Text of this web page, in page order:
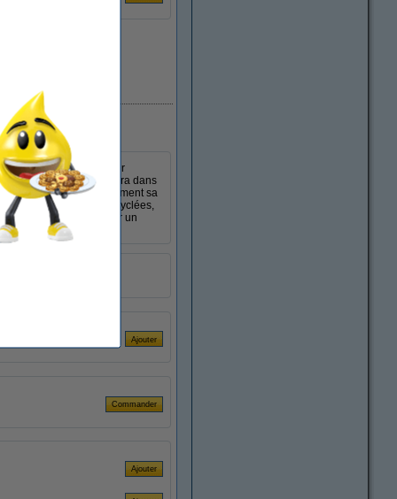
à leur triple épaisseur
calendula et de l’aloe vera dans
qui trouve facilement sa
et de 10% de fibres recyclées,
Cube, vous optez pour un